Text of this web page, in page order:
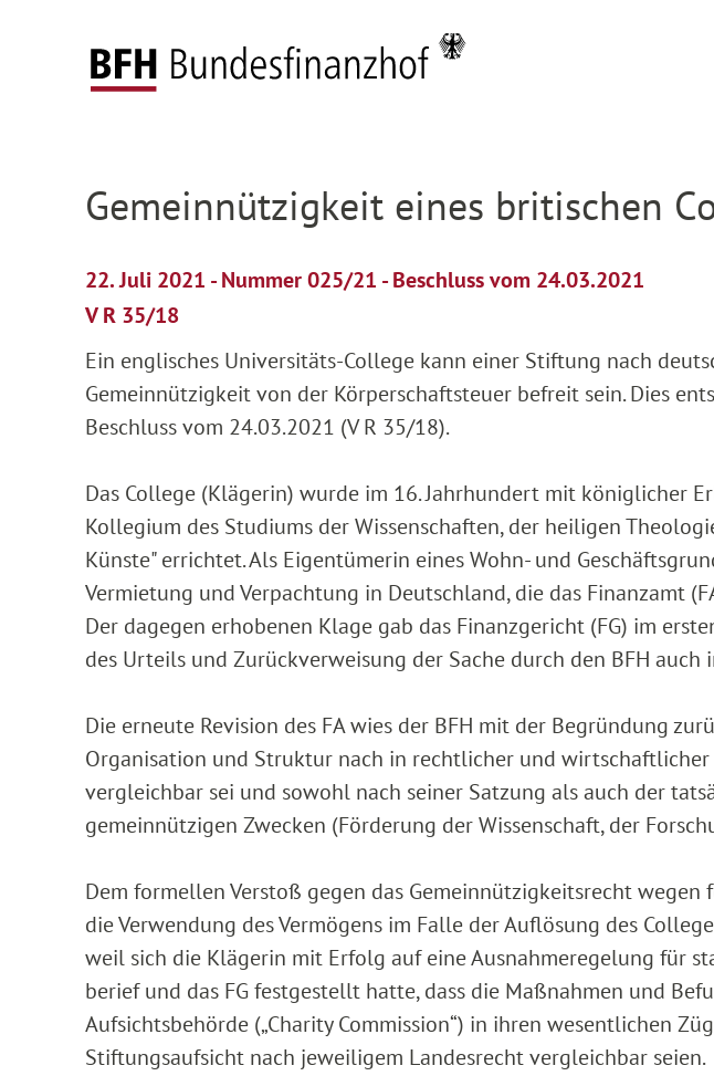
Startseite
Gemeinnützigkeit eines britischen
22. Juli 2021 - Nummer 025/21 - Beschluss vom 24.03.2021
V R 35/18
Ein englisches Universitäts-College kann einer Stiftung nach
Gemeinnützigkeit von der Körperschaftsteuer befreit sein. Dies
Beschluss vom 24.03.2021 (V R 35/18).
Das College (Klägerin) wurde im 16. Jahrhundert mit königlicher
Kollegium des Studiums der Wissenschaften, der heiligen
Künste" errichtet. Als Eigentümerin eines Wohn- und
Vermietung und Verpachtung in Deutschland, die das Finanzamt
Der dagegen erhobenen Klage gab das Finanzgericht (FG) im
des Urteils und Zurückverweisung der Sache durch den BFH auch
Die erneute Revision des FA wies der BFH mit der Begründung
Organisation und Struktur nach in rechtlicher und
vergleichbar sei und sowohl nach seiner Satzung als auch der
gemeinnützigen Zwecken (Förderung der Wissenschaft, der
Dem formellen Verstoß gegen das Gemeinnützigkeitsrecht
die Verwendung des Vermögens im Falle der Auflösung des
weil sich die Klägerin mit Erfolg auf eine Ausnahmeregelung für
berief und das FG festgestellt hatte, dass die Maßnahmen und
Aufsichtsbehörde („Charity Commission“) in ihren wesentlichen
Stiftungsaufsicht nach jeweiligem Landesrecht vergleichbar seien.